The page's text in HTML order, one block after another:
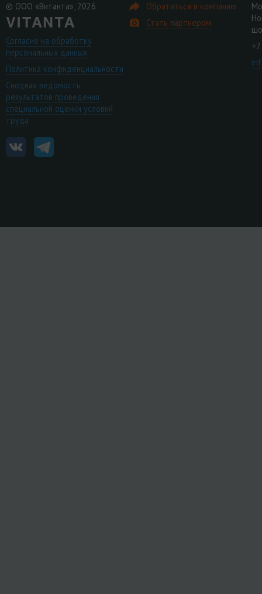
© ООО «Витанта», 2026
Согласие на обработку
персональных данных
Политика конфиденциальности
Сводная ведомость
результатов проведения
специальной оценки условий
труда
Обратиться в компанию
Стать партнером